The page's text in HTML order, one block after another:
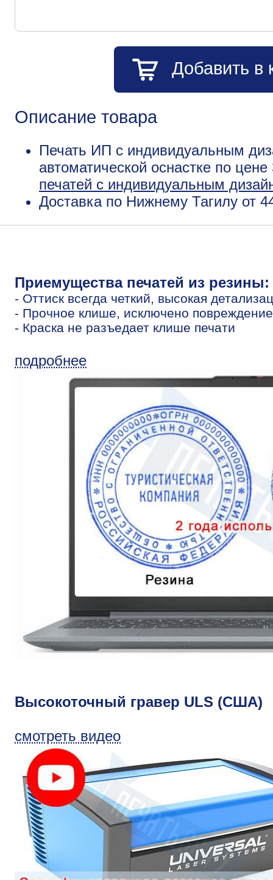
Добавить в
Описание товара
Печать ИП с индивидуальным
автоматической оснастке по
печатей с индивидуальным
Доставка по Нижнему Тагилу от
Приемущества печатей из резины:
- Оттиск всегда четкий, высокая
- Прочное клише, исключено
- Краска не разъедает клише печати
подробнее
Высокоточный гравер ULS (США)
смотреть видео